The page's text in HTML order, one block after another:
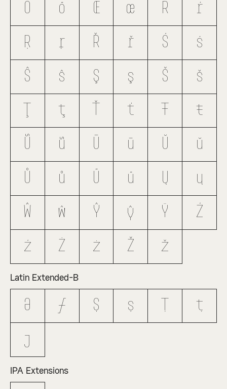
Ő ő Œ œ Ŕ ŕ
Ŗ ŗ Ř ř Ś ś
Ŝ ŝ Ş ş Š š
ţ ť Ŧ ŧ
Ũ ũ Ū ū Ŭ ŭ
Ů ů Ű ű Ų ų
Ŵ ŵ Ŷ ŷ Ÿ Ź
ź Ż ż Ž ž
Latin Extended-B
Ə ƒ Ș ș ț
ȷ
IPA Extensions